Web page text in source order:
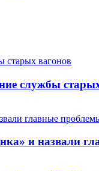
службы
и назвали